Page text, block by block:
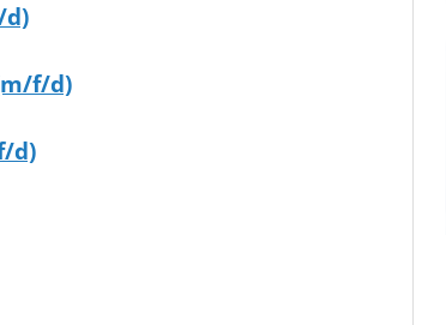
d)
f/d)
d)